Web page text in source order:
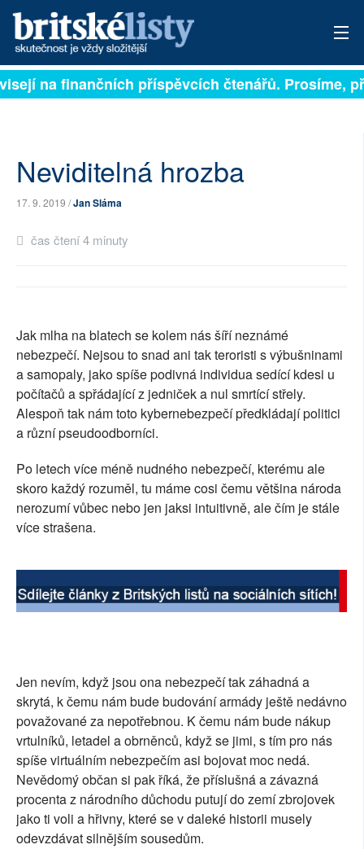
PŘIHLÁSIT
ARCHIV
ROZHOVORY
TÉMATA
PŘÍSPĚVKY NA PROVOZ
SOCIÁLNÍ SÍTĚ
RUBRIKY
PLNÁ VERZE STRÁNEK
na finančních příspěvcích čtenářů. Prosíme,
Neviditelná hrozba
17. 9. 2019 /Jan Sláma
čas čtení 4 minuty
Jak mlha na blatech se kolem nás šíří neznámé
nebezpečí. Nejsou to snad ani tak teroristi s výbušninami
a samopaly, jako spíše podivná individua sedící kdesi u
počítačů a spřádající z jedniček a nul smrtící střely.
Alespoň tak nám toto kybernebezpečí předkládají politici
a různí pseudoodborníci.
Po letech více méně nudného nebezpečí, kterému ale
skoro každý rozuměl, tu máme cosi čemu většina národa
nerozumí vůbec nebo jen jaksi intuitivně, ale čím je stále
více strašena.
Jen nevím, když jsou ona nebezpečí tak záhadná a
skrytá, k čemu nám bude budování armády ještě nedávno
považované za nepotřebnou. K čemu nám bude nákup
vrtulníků, letadel a obrněnců, když se jimi, s tím pro nás
spíše virtuálním nebezpečím asi bojovat moc nedá.
Nevědomý občan si pak říká, že příslušná a závazná
procenta z národního důchodu putují do zemí zbrojovek
jako ti voli a hřivny, které se v daleké historii musely
odevzdávat silnějším sousedům.